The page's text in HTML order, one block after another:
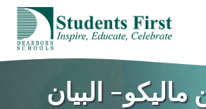
Skip
content
ماليكو- البيان